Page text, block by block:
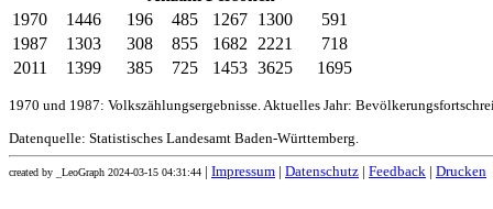
1970
1446 196 485 1267 1300
591
1987
1303 308 855 1682 2221
718
2011
1399 385 725 1453 3625 1695
1970 und 1987: Volkszählungsergebnisse. Aktuelles Jahr:
Datenquelle: Statistisches Landesamt Baden-Württemberg.
created by _LeoGraph 2024-03-15 04:31:44 Impressum Datenschutz Feedback Drucken